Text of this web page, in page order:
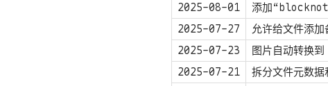
2025-08-01
添加
2025-07-27
允许给文件添加
2025-07-23
图片自动转换
2025-07-21
拆分文件元数据